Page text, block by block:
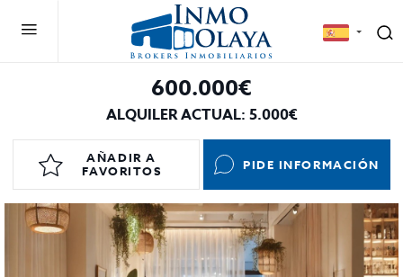
600.000€
ALQUILER ACTUAL: 5.000€
AÑADIR A
FAVORITOS
PIDE INFORMACIÓN